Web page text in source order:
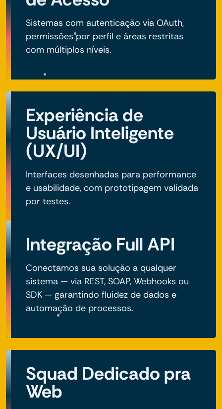
Sistemas com autenticação via OAuth,
permissões por perfil e áreas restritas
com múltiplos níveis.
Experiência de
Usuário Inteligente
(UX/UI)
Interfaces desenhadas para performance
e usabilidade, com prototipagem validada
por testes.
Integração Full API
Conectamos sua solução a qualquer
sistema — via REST, SOAP, Webhooks ou
SDK — garantindo fluidez de dados e
automação de processos.
Squad Dedicado pra
Web